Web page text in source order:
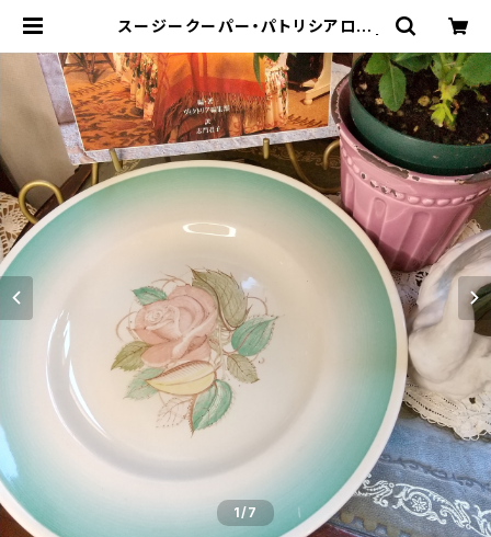
スージークーパー・パトリシアロー
Gallery Miko-Nonno：スージーク
ーパー・サルグミンヌなど、アンティー
ク・ライフを提案！
1/7